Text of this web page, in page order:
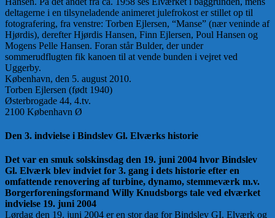
deltagerne i en tilsyneladende animeret julefrokost er stillet op til
fotografering, fra venstre: Torben Ejlersen, “Manse” (nær veninde af
Hjørdis), derefter Hjørdis Hansen, Finn Ejlersen, Poul Hansen og
Mogens Pelle Hansen. Foran står Bulder, der under
sommerudflugten fik kanoen til at vende bunden i vejret ved
Uggerby.
København, den 5. august 2010.
Torben Ejlersen (født 1940)
Østerbrogade 44, 4.tv.
2100 København Ø
Den 3. indvielse i Bindslev Gl. Elværks historie
Det var en smuk solskinsdag den 19. juni 2004 hvor Bindslev
Gl. Elværk blev indviet for 3. gang i dets historie efter en
omfattende renovering af turbine, dynamo, stemmeværk m.v.
Borgerforeningsformand Willy Knudsborgs tale ved elværket
indvielse 19. juni 2004
Lørdag den 19. juni 2004 er en stor dag for Bindslev GI. Elværk og